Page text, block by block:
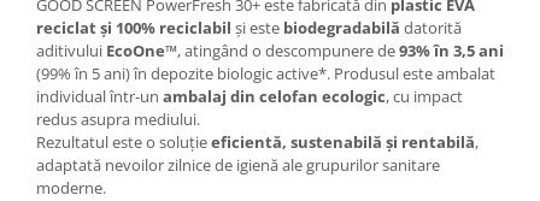
GOOD SCREEN PowerFresh 30+ este fabricată din plastic EVA
reciclat și 100% reciclabil și este biodegradabilă datorită
aditivului EcoOne™, atingând o descompunere de93% în 3,5 ani
(99% în 5 ani) în depozite biologic active*. Produsul este ambalat
individual într-un ambalaj din celofan ecologic, cu impact
redus asupra mediului.
Rezultatul este o soluțieeficientă, sustenabilă și rentabilă,
adaptată nevoilor zilnice de igienă ale grupurilor sanitare
moderne.